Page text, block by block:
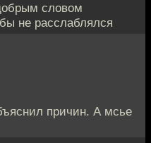
словом
не расслаблялся
причин. А мсье